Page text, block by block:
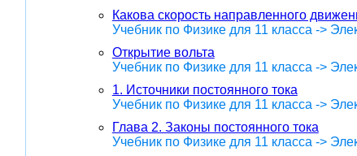
Какова скорость направленного
Учебник по Физике для 11 класса ->
Открытие вольта
Учебник по Физике для 11 класса ->
1. Источники постоянного тока
Учебник по Физике для 11 класса ->
Глава 2. Законы постоянного тока
Учебник по Физике для 11 класса ->